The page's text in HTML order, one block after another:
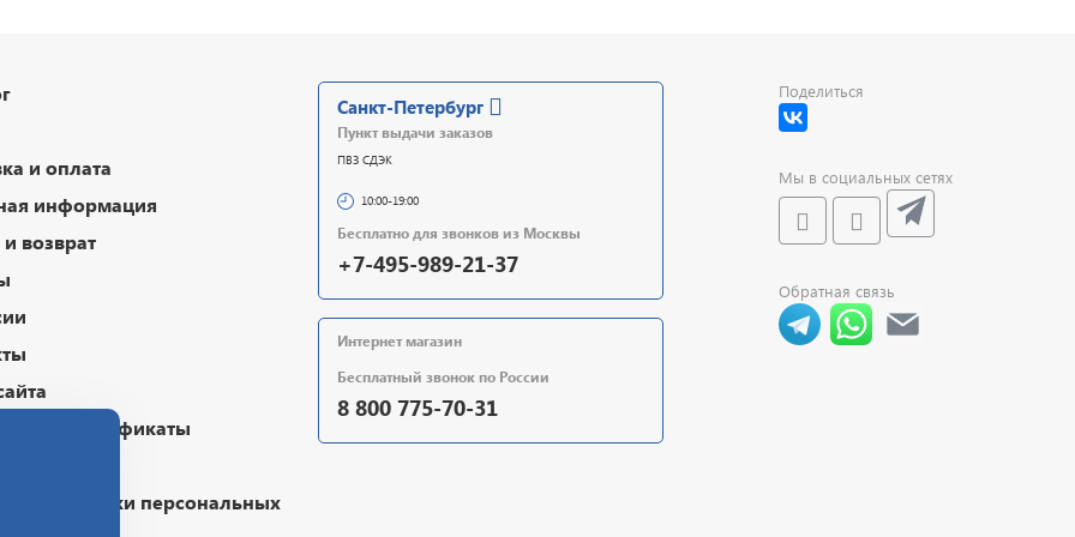
и оплата
информация
возврат
сертификаты
обработки персональных
Санкт-Петербург
Пункт выдачи заказов
ПВЗ СДЭК
10:00-19:00
Бесплатно для звонков из Москвы
+7-495-989-21-37
Интернет магазин
Бесплатный звонок по России
8 800 775-70-31
Поделиться
Мы в социальных сетях
Обратная связь